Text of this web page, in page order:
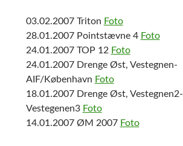
03.02.2007 Triton Foto
28.01.2007 Pointstævne 4 Foto
24.01.2007 TOP 12 Foto
24.01.2007 Drenge Øst, Vestegnen-
AIF/København Foto
18.01.2007 Drenge Øst, Vestegnen2-
Vestegenen3 Foto
14.01.2007 ØM 2007 Foto